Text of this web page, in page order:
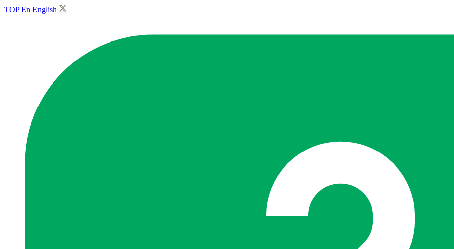
TOP En English